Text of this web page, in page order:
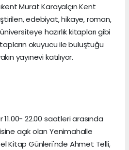
Murat Karayalçın Kent
edebiyat, hikaye, roman,
hazırlık kitapları gibi
okuyucu ile buluştuğu
yayınevi katılıyor.
22.00 saatleri arasında
açık olan Yenimahalle
Kitap Günleri'nde Ahmet Telli,